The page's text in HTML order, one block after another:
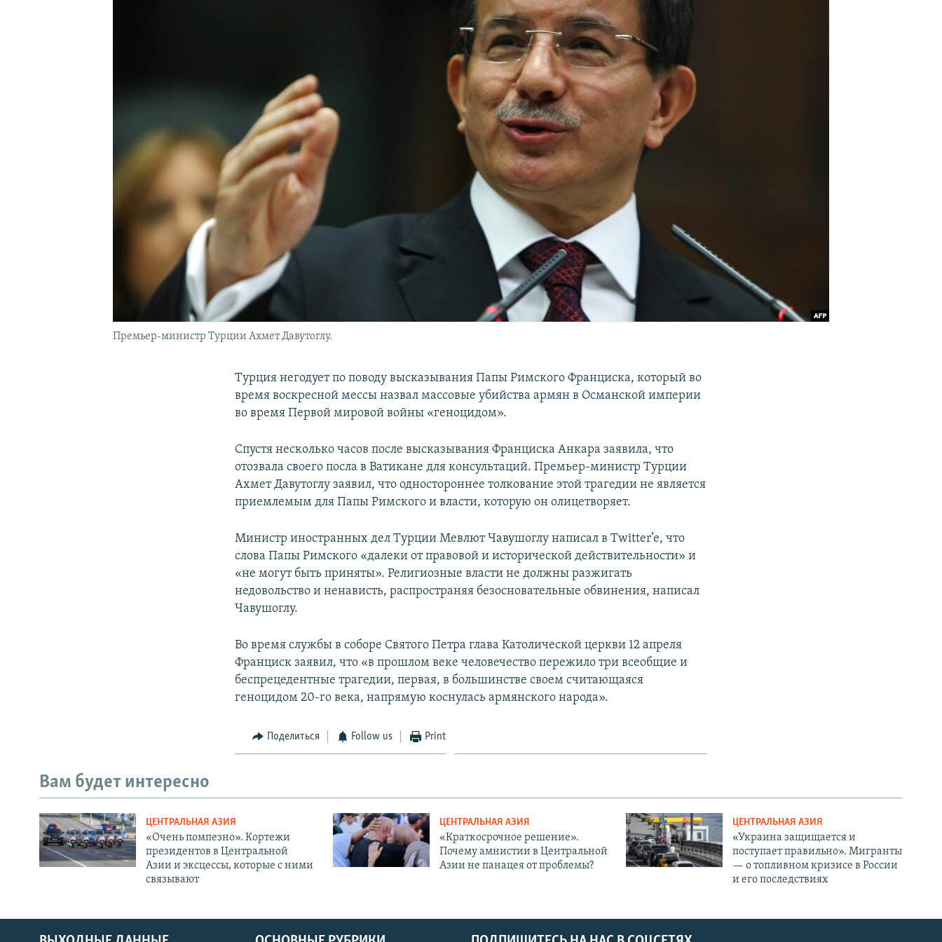
Премьер-министр Турции Ахмет Давутоглу.
​Турция негодует по поводу высказывания Папы Римского Франциска, который во
время воскресной мессы назвал массовые убийства армян в Османской империи
во время Первой мировой войны «геноцидом».
Спустя несколько часов после высказывания Франциска Анкара заявила, что
отозвала своего посла в Ватикане для консультаций. Премьер-министр Турции
Ахмет Давутоглу заявил, что одностороннее толкование этой трагедии не является
приемлемым для Папы Римского и власти, которую он олицетворяет.
Министр иностранных дел Турции Мевлют Чавушоглу написал в Twitter’e, что
слова Папы Римского «далеки от правовой и исторической действительности» и
«не могут быть приняты». Религиозные власти не должны разжигать
недовольство и ненависть, распространяя безосновательные обвинения, написал
Чавушоглу.
Во время службы в соборе Святого Петра глава Католической церкви 12 апреля
Франциск заявил, что «в прошлом веке человечество пережило три всеобщие и
беспрецедентные трагедии, первая, в большинстве своем считающаяся
геноцидом 20-го века, напрямую коснулась армянского народа».
Поделиться Follow us Print
Вам будет интересно
ЦЕНТРАЛЬНАЯ АЗИЯ
«Очень помпезно». Кортежи
президентов в Центральной
Азии и эксцессы, которые с ними
связывают
ЦЕНТРАЛЬНАЯ АЗИЯ
«Краткосрочное решение».
Почему амнистии в Центральной
Азии не панацея от проблемы?
ЦЕНТРАЛЬНАЯ АЗИЯ
«Украина защищается и
поступает правильно». Мигранты
— о топливном кризисе в России
и его последствиях